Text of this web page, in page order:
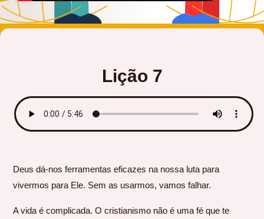
Lição 7
Deus dá-nos ferramentas eficazes na nossa luta para
vivermos para Ele. Sem as usarmos, vamos falhar.
A vida é complicada. O cristianismo não é uma fé que te